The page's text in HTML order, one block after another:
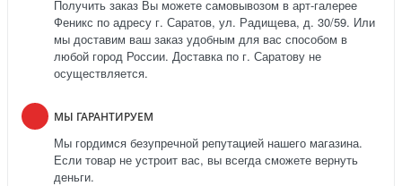
Получить заказ Вы можете самовывозом в арт-галерее
Феникс по адресу г. Саратов, ул. Радищева, д. 30/59. Или
мы доставим ваш заказ удобным для вас способом в
любой город России. Доставка по г. Саратову не
осуществляется.
МЫ ГАРАНТИРУЕМ
Мы гордимся безупречной репутацией нашего магазина.
Если товар не устроит вас, вы всегда сможете вернуть
деньги.